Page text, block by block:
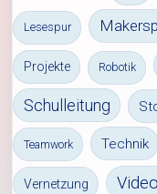
Lesespur
Projekte Robotik
Schulleitung
Teamwork Technik
Vernetzung